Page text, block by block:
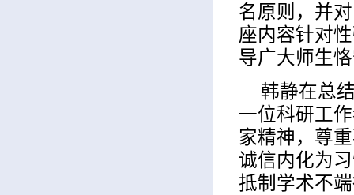
名原则，并
座内容针对
导广大师生
韩静在总
一位科研工
家精神，尊
诚信内化为
抵制学术不